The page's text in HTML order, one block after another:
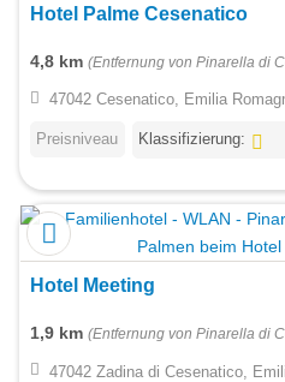
Hotel Palme Cesenatico
4,8 km (Entfernung von Pinarella di
47042 Cesenatico, Emilia
Preisniveau Klassifizierung:
Hotel Meeting
1,9 km (Entfernung von Pinarella di
47042 Zadina di Cesenatico,